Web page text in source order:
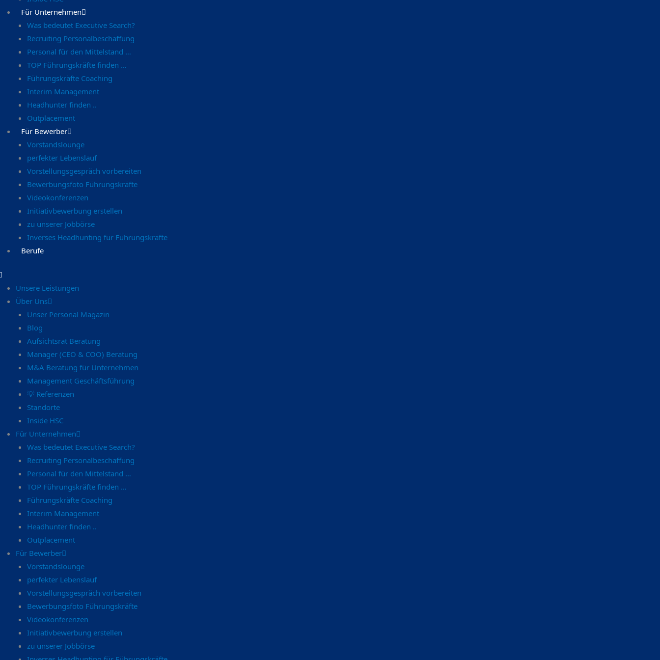
Für Unternehmen
Was bedeutet Executive Search?
Recruiting Personalbeschaffung
Personal für den Mittelstand …
TOP Führungskräfte finden …
Führungskräfte Coaching
Interim Management
Headhunter finden ..
Outplacement
Für Bewerber
Vorstandslounge
perfekter Lebenslauf
Vorstellungsgespräch vorbereiten
Bewerbungsfoto Führungskräfte
Videokonferenzen
Initiativbewerbung erstellen
zu unserer Jobbörse
Inverses Headhunting für Führungskräfte
Berufe
Unsere Leistungen
Über Uns
Unser Personal Magazin
Blog
Aufsichtsrat Beratung
Manager (CEO & COO) Beratung
M&A Beratung für Unternehmen
Management Geschäftsführung
💡 Referenzen
Standorte
Inside HSC
Für Unternehmen
Was bedeutet Executive Search?
Recruiting Personalbeschaffung
Personal für den Mittelstand …
TOP Führungskräfte finden …
Führungskräfte Coaching
Interim Management
Headhunter finden ..
Outplacement
Für Bewerber
Vorstandslounge
perfekter Lebenslauf
Vorstellungsgespräch vorbereiten
Bewerbungsfoto Führungskräfte
Videokonferenzen
Initiativbewerbung erstellen
zu unserer Jobbörse